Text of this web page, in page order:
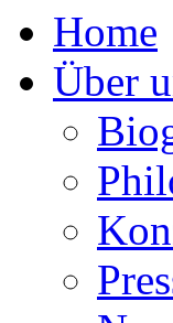
Home
Über